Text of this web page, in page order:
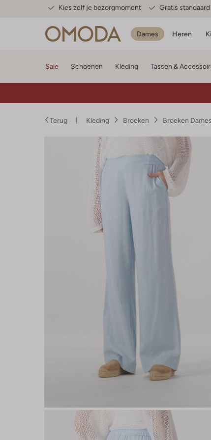
Kies zelf je bezorgmoment Gratis
Dames Heren
Sale Schoenen Kleding Tassen &
Terug Kleding Broeken Broeken Dames